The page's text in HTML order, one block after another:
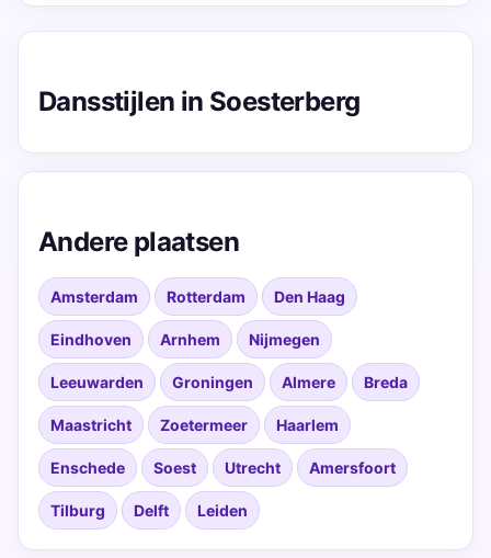
Dansstijlen in Soesterberg
Andere plaatsen
Amsterdam Rotterdam Den Haag
Eindhoven Arnhem Nijmegen
Leeuwarden Groningen Almere Breda
Maastricht Zoetermeer Haarlem
Enschede Soest Utrecht Amersfoort
Tilburg Delft Leiden